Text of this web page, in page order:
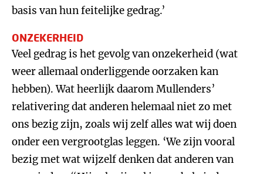
basis van hun feitelijke gedrag.’
ONZEKERHEID
Veel gedrag is het gevolg van onzekerheid (wat
weer allemaal onderliggende oorzaken kan
hebben). Wat heerlijk daarom Mullenders’
relativering dat anderen helemaal niet zo met
ons bezig zijn, zoals wij zelf alles wat wij doen
onder een vergrootglas leggen. ‘We zijn vooral
bezig met wat wijzelf denken dat anderen van